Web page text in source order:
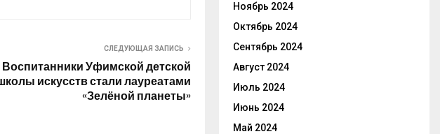
СЛЕДУЮЩАЯ ЗАПИСЬ
Воспитанники Уфимской детской
искусств стали лауреатами
«Зелёной планеты»
Ноябрь 2024
Октябрь 2024
Сентябрь 2024
Август 2024
Июль 2024
Июнь 2024
Май 2024